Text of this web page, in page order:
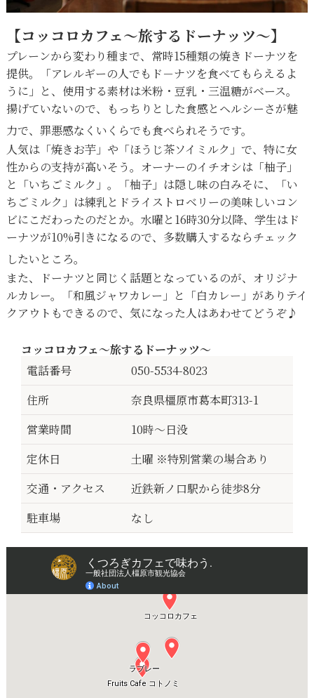
【コッコロカフェ〜旅するドーナッツ〜】
プレーンから変わり種まで、常時15種類の焼きドーナツを
提供。「アレルギーの人でもド－ナツを食べてもらえるよ
うに」と、使用する素材は米粉・豆乳・三温糖がベース。
揚げていないので、もっちりとした食感とヘルシーさが魅
力で、罪悪感なくいくらでも食べられそうです。
人気は「焼きお芋」や「ほうじ茶ソイミルク」で、特に女
性からの支持が高いそう。オーナーのイチオシは「柚子」
と「いちごミルク」。「柚子」は隠し味の白みそに、「い
ちごミルク」は練乳とドライストロベリーの美味しいコン
ビにこだわったのだとか。水曜と16時30分以降、学生はド
ーナツが10%引きになるので、多数購入するならチェック
したいところ。
また、ドーナツと同じく話題となっているのが、オリジナ
ルカレー。「和風ジャワカレー」と「白カレー」がありテイ
クアウトもできるので、気になった人はあわせてどうぞ♪
コッコロカフェ〜旅するドーナッツ〜
電話番号
050-5534-8023
住所
奈良県橿原市葛本町313-1
営業時間
10時～日没
定休日
土曜 ※特別営業の場合あり
交通・アクセス
近鉄新ノ口駅から徒歩8分
駐車場
なし